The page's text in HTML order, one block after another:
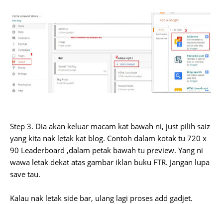
Step 3. Dia akan keluar macam kat bawah ni, just pilih saiz
yang kita nak letak kat blog. Contoh dalam kotak tu 720 x
90 Leaderboard ,dalam petak bawah tu preview. Yang ni
wawa letak dekat atas gambar iklan buku FTR. Jangan lupa
save tau.
Kalau nak letak side bar, ulang lagi proses add gadjet.